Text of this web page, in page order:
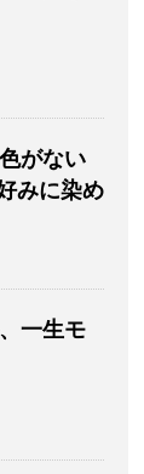
がない
みに染め
一生モ